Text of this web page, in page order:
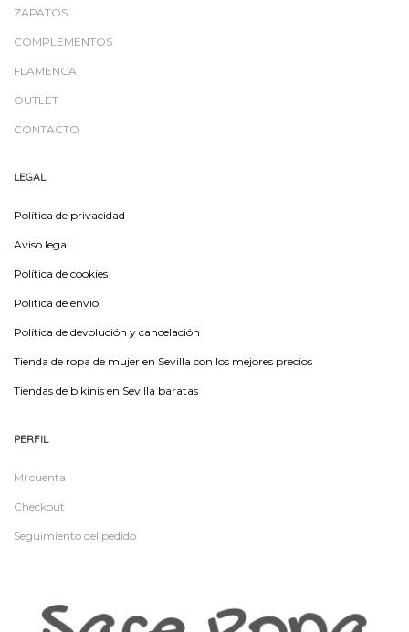
ZAPATOS
COMPLEMENTOS
FLAMENCA
OUTLET
CONTACTO
LEGAL
Política de privacidad
Aviso legal
Política de cookies
Política de envío
Política de devolución y cancelación
Tienda de ropa de mujer en Sevilla con los mejores precios
Tiendas de bikinis en Sevilla baratas
PERFIL
Mi cuenta
Checkout
Seguimiento del pedido